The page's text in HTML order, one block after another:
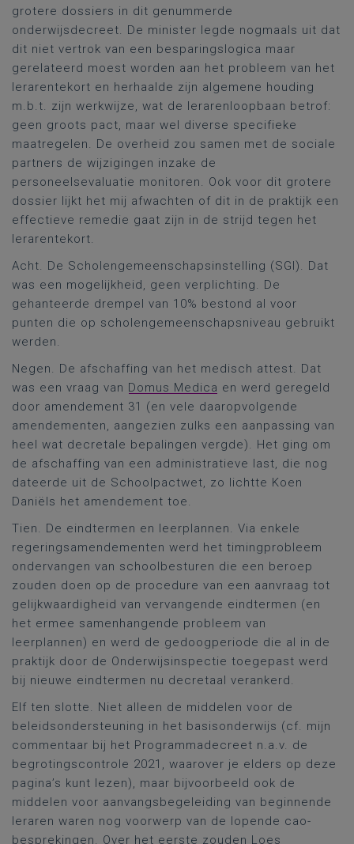
grotere dossiers in dit genummerde
onderwijsdecreet. De minister legde nogmaals uit dat
dit niet vertrok van een besparingslogica maar
gerelateerd moest worden aan het probleem van het
lerarentekort en herhaalde zijn algemene houding
m.b.t. zijn werkwijze, wat de lerarenloopbaan betrof:
geen groots pact, maar wel diverse specifieke
maatregelen. De overheid zou samen met de sociale
partners de wijzigingen inzake de
personeelsevaluatie monitoren. Ook voor dit grotere
dossier lijkt het mij afwachten of dit in de praktijk een
effectieve remedie gaat zijn in de strijd tegen het
lerarentekort.
Acht. De Scholengemeenschapsinstelling (SGI). Dat
was een mogelijkheid, geen verplichting. De
gehanteerde drempel van 10% bestond al voor
punten die op scholengemeenschapsniveau gebruikt
werden.
Negen. De afschaffing van het medisch attest. Dat
was een vraag van Domus Medica en werd geregeld
door amendement 31 (en vele daaropvolgende
amendementen, aangezien zulks een aanpassing van
heel wat decretale bepalingen vergde). Het ging om
de afschaffing van een administratieve last, die nog
dateerde uit de Schoolpactwet, zo lichtte Koen
Daniëls het amendement toe.
Tien. De eindtermen en leerplannen. Via enkele
regeringsamendementen werd het timingprobleem
ondervangen van schoolbesturen die een beroep
zouden doen op de procedure van een aanvraag tot
gelijkwaardigheid van vervangende eindtermen (en
het ermee samenhangende probleem van
leerplannen) en werd de gedoogperiode die al in de
praktijk door de Onderwijsinspectie toegepast werd
bij nieuwe eindtermen nu decretaal verankerd.
Elf ten slotte. Niet alleen de middelen voor de
beleidsondersteuning in het basisonderwijs (cf. mijn
commentaar bij het Programmadecreet n.a.v. de
begrotingscontrole 2021, waarover je elders op deze
pagina’s kunt lezen), maar bijvoorbeeld ook de
middelen voor aanvangsbegeleiding van beginnende
leraren waren nog voorwerp van de lopende cao-
besprekingen. Over het eerste zouden Loes